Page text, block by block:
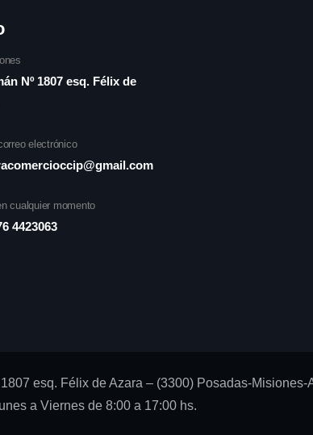
Nº 1807 esq. Félix de
electrónico
cualquier momento
4423063
esq. Félix de Azara – (3300) Posadas-Misiones-
a Viernes de 8:00 a 17:00 hs.